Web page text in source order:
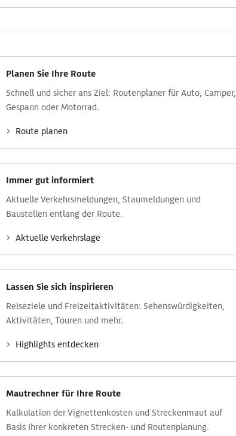
Planen Sie Ihre Route
Schnell und sicher ans Ziel: Routen­planer für Auto, Camper,
Gespann oder Motorrad.
Route planen
Immer gut informiert
Aktuelle Verkehrs­meldungen, Stau­meldungen und
Baustellen entlang der Route.
Aktuelle Verkehrs­lage
Lassen Sie sich inspirieren
Reise­ziele und Freizeit­aktivitäten: Sehens­würdig­keiten,
Aktivitäten, Touren und mehr.
Highlights entdecken
Mautrechner für Ihre Route
Kalkulation der Vignettenkosten und Streckenmaut auf
Basis Ihrer konkreten Strecken- und Routenplanung.